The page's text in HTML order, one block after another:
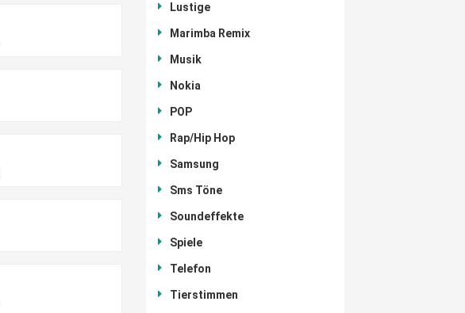
Lustige
Marimba Remix
Musik
Nokia
POP
Rap/Hip Hop
Samsung
Sms Töne
Soundeffekte
Spiele
Telefon
Tierstimmen